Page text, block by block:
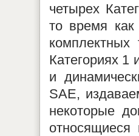
четырех
то время
Категориях 1
и
SAE,
некоторые